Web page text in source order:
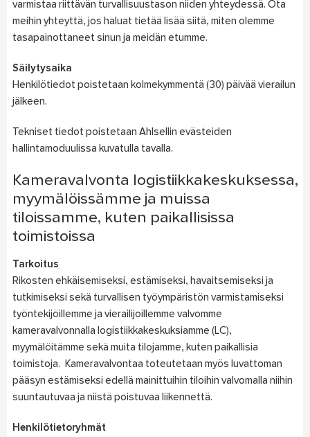
varmistaa riittävän turvallisuustason niiden yhteydessä. Ota
meihin yhteyttä, jos haluat tietää lisää siitä, miten olemme
tasapainottaneet sinun ja meidän etumme.
Säilytysaika
Henkilötiedot poistetaan kolmekymmentä (30) päivää vierailun
jälkeen.
Tekniset tiedot poistetaan Ahlsellin evästeiden
hallintamoduulissa kuvatulla tavalla.
Kameravalvonta logistiikkakeskuksessa,
myymälöissämme ja muissa
tiloissamme, kuten paikallisissa
toimistoissa
Tarkoitus
Rikosten ehkäisemiseksi, estämiseksi, havaitsemiseksi ja
tutkimiseksi sekä turvallisen työympäristön varmistamiseksi
työntekijöillemme ja vierailijoillemme valvomme
kameravalvonnalla logistiikkakeskuksiamme (LC),
myymälöitämme sekä muita tilojamme, kuten paikallisia
toimistoja. Kameravalvontaa toteutetaan myös luvattoman
pääsyn estämiseksi edellä mainittuihin tiloihin valvomalla niihin
suuntautuvaa ja niistä poistuvaa liikennettä.
Henkilötietoryhmät